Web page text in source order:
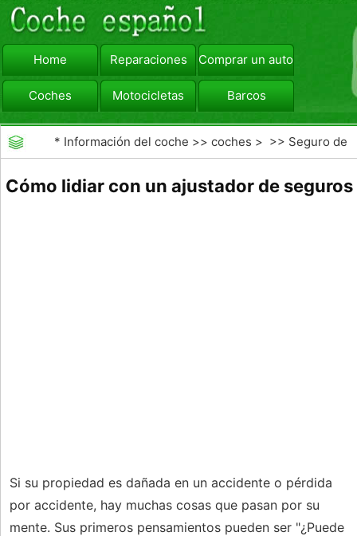
Home Reparaciones Comprar un automóvil
Coches Motocicletas Barcos
viajar Camiones
* Información del coche >>coches > >> Seguro de
Cómo lidiar con un ajustador de seguros
Si su propiedad es dañada en un accidente o pérdida
por accidente, hay muchas cosas que pasan por su
mente. Sus primeros pensamientos pueden ser "¿Puede